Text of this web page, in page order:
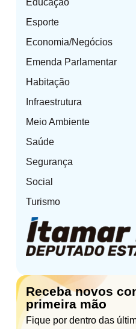
Educação
Esporte
Economia/Negócios
Emenda Parlamentar
Habitação
Infraestrutura
Meio Ambiente
Saúde
Segurança
Social
Turismo
Receba novos
primeira mão
Fique por dentro das